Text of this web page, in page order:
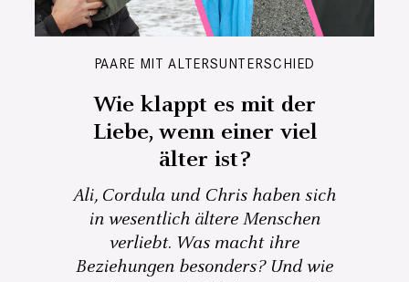
PAARE MIT ALTERSUNTERSCHIED
Wie klappt es mit der
Liebe, wenn einer viel
älter ist?
Ali, Cordula und Chris haben sich
in wesentlich ältere Menschen
verliebt. Was macht ihre
Beziehungen besonders? Und wie